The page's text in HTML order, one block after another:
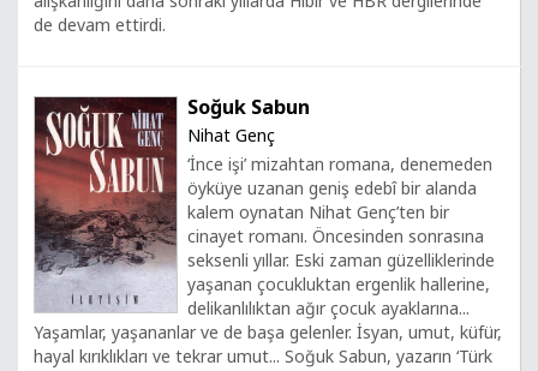
de devam ettirdi.
Soğuk Sabun
Nihat Genç
‘İnce işi’ mizahtan romana, denemeden
öyküye uzanan geniş edebî bir alanda
kalem oynatan Nihat Genç’ten bir
cinayet romanı. Öncesinden sonrasına
seksenli yıllar. Eski zaman güzelliklerinde
yaşanan çocukluktan ergenlik hallerine,
delikanlılıktan ağır çocuk ayaklarına...
Yaşamlar, yaşananlar ve de başa gelenler. İsyan, umut, küfür,
hayal kırıklıkları ve tekrar umut... Soğuk Sabun, yazarın ‘Türk